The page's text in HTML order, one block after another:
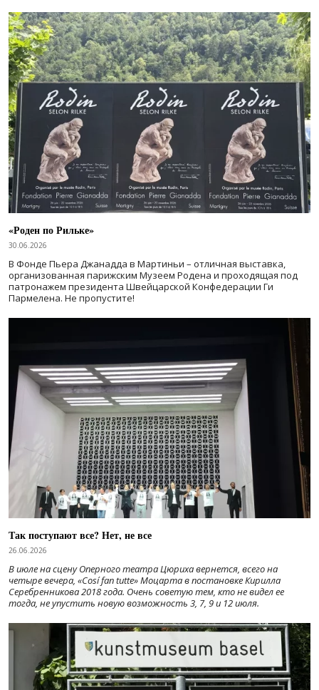
«Роден по Рильке»
30.06.2026
В Фонде Пьера Джанадда в Мартиньи – отличная выставка,
организованная парижским Музеем Родена и проходящая под
патронажем президента Швейцарской Конфедерации Ги
Пармелена. Не пропустите!
Так поступают все? Нет, не все
26.06.2026
В июле на сцену Оперного театра Цюриха вернется, всего на
четыре вечера, «Cosí fan tutte» Моцарта в постановке Кирилла
Серебренникова 2018 года. Очень советую тем, кто не видел ее
тогда, не упустить новую возможность 3, 7, 9 и 12 июля.